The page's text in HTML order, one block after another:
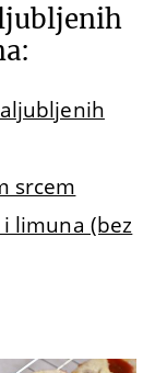
srcem
limuna (bez